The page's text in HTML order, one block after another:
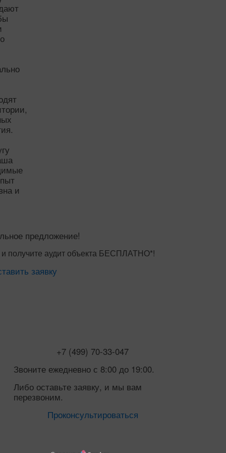
и
предложение!
аудит объекта БЕСПЛАТНО*!
заявку
+7 (499) 70-33-047
Звоните ежедневно с 8:00 до 19:00.
Либо оставьте заявку, и мы вам
перезвоним.
Проконсультироваться